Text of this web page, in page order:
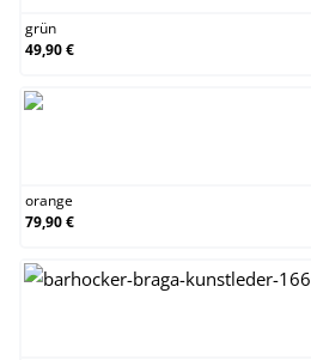
grün
49,90 €
orange
79,90 €